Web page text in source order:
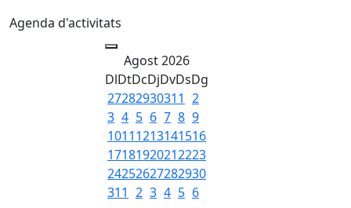
Agenda d'activitats
Agost 2026
DlDtDcDjDvDsDg
27282930311 2
3 4 5 6 7 8 9
10111213141516
17181920212223
24252627282930
311 2 3 4 5 6